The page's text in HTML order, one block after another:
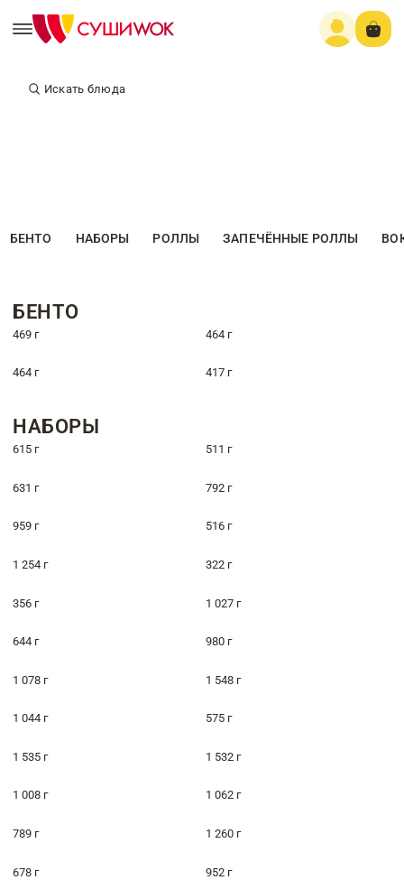
Искать блюда
БЕНТО НАБОРЫ РОЛЛЫ ЗАПЕЧЁННЫЕ РОЛЛЫ
БЕНТО
469 г 464 г
464 г 417 г
НАБОРЫ
615 г 511 г
631 г 792 г
959 г 516 г
1 254 г 322 г
356 г 1 027 г
644 г 980 г
1 078 г 1 548 г
1 044 г 575 г
1 535 г 1 532 г
1 008 г 1 062 г
789 г 1 260 г
678 г 952 г